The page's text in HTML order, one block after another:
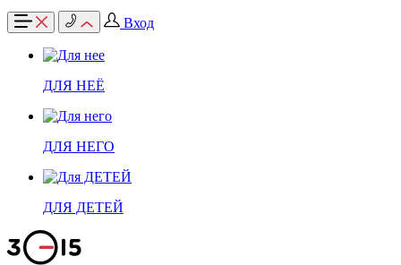
Вход
ДЛЯ НЕЁ
ДЛЯ НЕГО
ДЛЯ ДЕТЕЙ